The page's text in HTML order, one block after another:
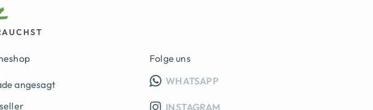
angesagt
Folge uns
WHATSAPPINFO GRUPPE (OEFFNET IN
INSTAGRAM